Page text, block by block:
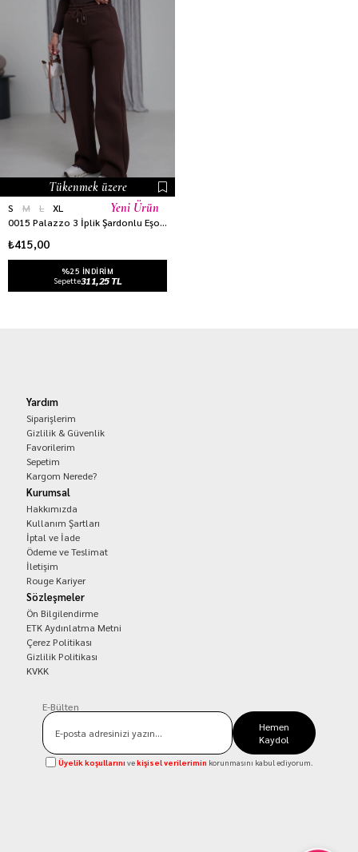
Tükenmek üzere
S M L
XL
0015 Palazzo 3 İplik Şardonlu Eşofman Altı ACI KAHVE
₺415,00
%25 INDIRIM
Sepette311,25 TL
Yeni Ürün
Yardım
Siparişlerim
Gizlilik & Güvenlik
Favorilerim
Sepetim
Kargom Nerede?
Kurumsal
Hakkımızda
Kullanım Şartları
İptal ve İade
Ödeme ve Teslimat
İletişim
Rouge Kariyer
Sözleşmeler
Ön Bilgilendirme
ETK Aydınlatma Metni
Çerez Politikası
Gizlilik Politikası
KVKK
E-Bülten
Hemen
Kaydol
Üyelik koşullarını vekişisel verilerimin korunmasını kabul ediyorum.